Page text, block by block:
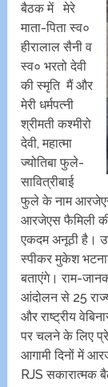
बैठक में मेरे
माता-पिता स्व०
हीरालाल सैनी व
स्व० भरतो देवी
की स्मृति मैं और
मेरी धर्मपत्नी
श्रीमती कश्मीरो
देवी, महात्मा
ज्योतिबा फुले-
सावित्रीबाई
फुले के नाम
आरजेएस फैमिली
एकदम अनूठी है।
स्पीकर मुकेश
बताएंगे। राम-
आंदोलन से 25
और राष्ट्रीय
पर चलने के लिए
आगामी दिनों में
RJS सकारात्मक